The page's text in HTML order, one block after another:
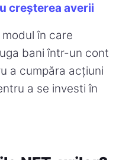
creșterea averii
în care
bani într-un cont
a cumpăra acțiuni
a se investi în